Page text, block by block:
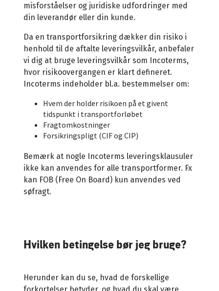
misforståelser og juridiske udfordringer med
din leverandør eller din kunde.
Da en transportforsikring dækker din risiko i
henhold til de aftalte leveringsvilkår, anbefaler
vi dig at bruge leveringsvilkår som Incoterms,
hvor risikoovergangen er klart defineret.
Incoterms indeholder bl.a. bestemmelser om:
Hvem der holder risikoen på et givent
tidspunkt i transportforløbet
Fragtomkostninger
Forsikringspligt (CIF og CIP)
Bemærk at nogle Incoterms leveringsklausuler
ikke kan anvendes for alle transportformer. Fx
kan FOB (Free On Board) kun anvendes ved
søfragt.
Hvilken betingelse bør jeg bruge?
Herunder kan du se, hvad de forskellige
forkortelser betyder, og hvad du skal være